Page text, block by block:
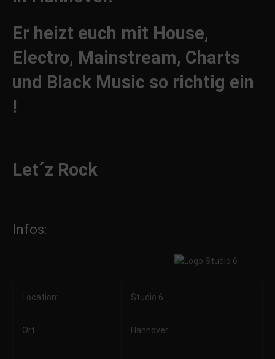
Er heizt euch mit House,
Electro, Mainstream, Charts
und Black Music so richtig ein
!
Let´z Rock
Infos:
Location: Studio 6
Ort: Hannover